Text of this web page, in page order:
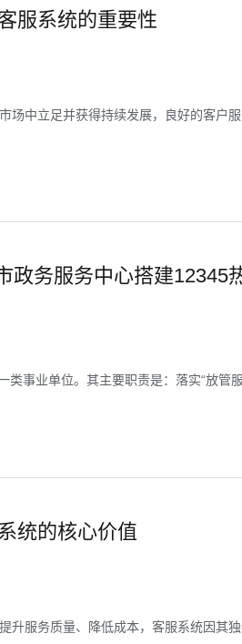
服系统的重要性
场中立足并获得持续发展，良好的客
政务服务中心搭建12345
事业单位。其主要职责是：落实“放管
统的核心价值
升服务质量、降低成本，客服系统因